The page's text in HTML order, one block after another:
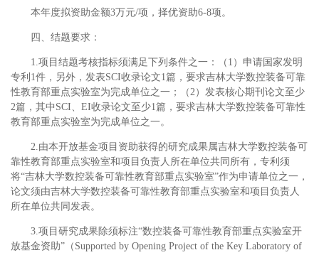
本年度拟资助金额3万元/项，择优资助6-8项。
四、结题要求：
1.项目结题考核指标须满足下列条件之一：（1）申请国家发明
专利1件，另外，发表SCI收录论文1篇，要求吉林大学数控装备可靠
性教育部重点实验室为完成单位之一；（2）发表核心期刊论文至少
2篇，其中SCI、EI收录论文至少1篇，要求吉林大学数控装备可靠性
教育部重点实验室为完成单位之一。
2.由本开放基金项目资助获得的研究成果属吉林大学数控装备可
靠性教育部重点实验室和项目负责人所在单位共同所有，专利须
将“吉林大学数控装备可靠性教育部重点实验室”作为申请单位之一，
论文须由吉林大学数控装备可靠性教育部重点实验室和项目负责人
所在单位共同发表。
3.项目研究成果除须标注“数控装备可靠性教育部重点实验室开
放基金资助”（Supported by Opening Project of the Key Laboratory of